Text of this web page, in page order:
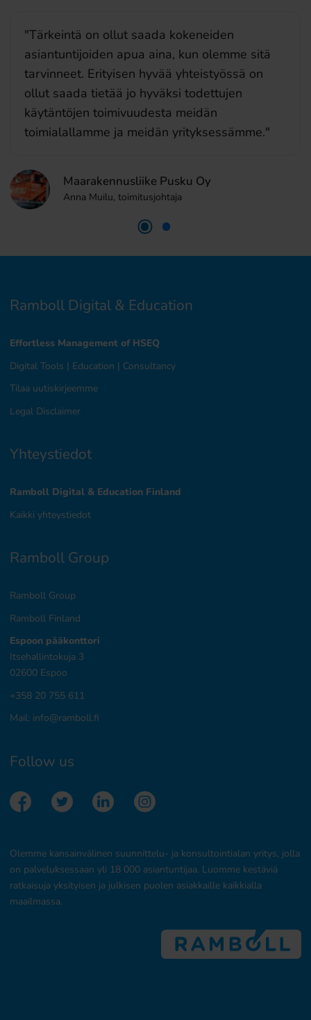
"EHS Compass -palvelun olemassaolosta
tulee luottavainen olo, ja EHSQ-asioihin
liittyvä työskentely on meillä selkeytynyt
kovasti sen käyttöönoton myötä. EHS
Compass on mahtava työkalu, jonka
vaikutukset näkyvät liiketoiminnassa."
Hydroline Oy
Ramboll Digital & Education
Effortless Management of HSEQ
Digital Tools | Education | Consultancy
Tilaa uutiskirjeemme
Legal Disclaimer
Yhteystiedot
Ramboll Digital & Education Finland
Kaikki yhteystiedot
Ramboll Group
Ramboll Group
Ramboll Finland
Espoon pääkonttori
Itsehallintokuja 3
02600 Espoo
+358 20 755 611
Mail: info@ramboll.fi
Follow us
Olemme kansainvälinen suunnittelu- ja konsultointialan yritys, jolla
on palveluksessaan yli 18 000 asiantuntijaa. Luomme kestäviä
ratkaisuja yksityisen ja julkisen puolen asiakkaille kaikkialla
maailmassa.